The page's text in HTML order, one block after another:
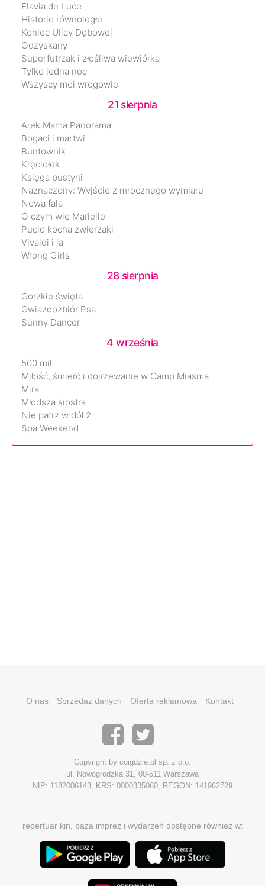
Flavia de Luce
Historie równoległe
Koniec Ulicy Dębowej
Odzyskany
Superfutrzak i złośliwa wiewiórka
Tylko jedna noc
Wszyscy moi wrogowie
21 sierpnia
Arek.Mama.Panorama
Bogaci i martwi
Buntownik
Kręciołek
Księga pustyni
Naznaczony: Wyjście z mrocznego wymiaru
Nowa fala
O czym wie Marielle
Pucio kocha zwierzaki
Vivaldi i ja
Wrong Girls
28 sierpnia
Gorzkie święta
Gwiazdozbiór Psa
Sunny Dancer
4 września
500 mil
Miłość, śmierć i dojrzewanie w Camp Miasma
Mira
Młodsza siostra
Nie patrz w dół 2
Spa Weekend
O nas Sprzedaż danych Oferta reklamowa Kontakt
Copyright by coigdzie.pl sp. z o.o.
ul. Nowogrodzka 31, 00-511 Warszawa
NIP: 1182006143, KRS: 0000335060, REGON: 141962729
repertuar kin, baza imprez i wydarzeń dostępne również w: